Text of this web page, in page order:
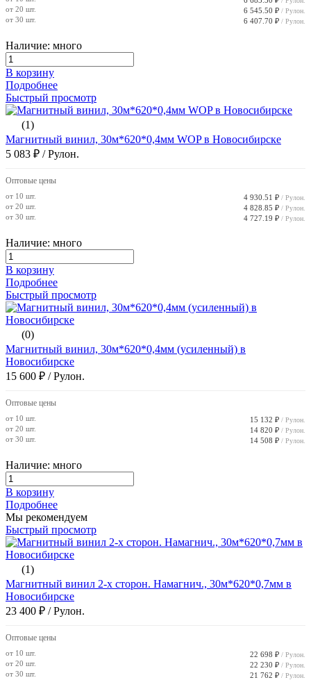
от 20 шт. 6 545.50 ₽ / Рулон.
от 30 шт. 6 407.70 ₽ / Рулон.
Наличие: много
В корзину
Подробнее
Быстрый просмотр
(1)
Магнитный винил, 30м*620*0,4мм WOP в Новосибирске
5 083 ₽ / Рулон.
Оптовые цены
от 10 шт. 4 930.51 ₽ / Рулон.
от 20 шт. 4 828.85 ₽ / Рулон.
от 30 шт. 4 727.19 ₽ / Рулон.
Наличие: много
В корзину
Подробнее
Быстрый просмотр
(0)
Магнитный винил, 30м*620*0,4мм (усиленный) в
Новосибирске
15 600 ₽ / Рулон.
Оптовые цены
от 10 шт. 15 132 ₽ / Рулон.
от 20 шт. 14 820 ₽ / Рулон.
от 30 шт. 14 508 ₽ / Рулон.
Наличие: много
В корзину
Подробнее
Мы рекомендуем
Быстрый просмотр
(1)
Магнитный винил 2-х сторон. Намагнич., 30м*620*0,7мм в
Новосибирске
23 400 ₽ / Рулон.
Оптовые цены
от 10 шт. 22 698 ₽ / Рулон.
от 20 шт. 22 230 ₽ / Рулон.
от 30 шт. 21 762 ₽ / Рулон.